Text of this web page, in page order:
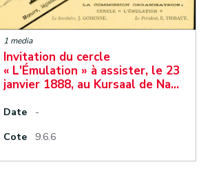
1 media
Invitation du cercle
« L'Émulation » à assister, le 23
janvier 1888, au Kursaal de Na…
Date
-
Cote
9.6.6